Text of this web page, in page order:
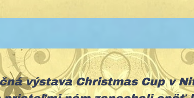
výstava Christmas Cup v